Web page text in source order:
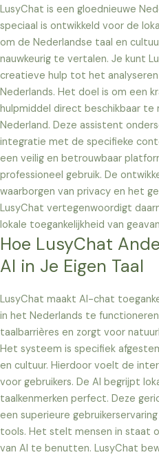
LusyChat is een gloednieuwe
speciaal is ontwikkeld voor de
om de Nederlandse taal en
nauwkeurig te vertalen. Je kunt
creatieve hulp tot het
Nederlands. Het doel is om een
hulpmiddel direct beschikbaar te
Nederland. Deze assistent
integratie met de specifieke
een veilig en betrouwbaar
professioneel gebruik. De
waarborgen van privacy en het
LusyChat vertegenwoordigt
lokale toegankelijkheid van
Hoe LusyChat
AI in Je Eigen Taal
LusyChat maakt AI-chat
in het Nederlands te
taalbarrières en zorgt voor
Het systeem is specifiek
en cultuur. Hierdoor voelt de
voor gebruikers. De AI begrijpt
taalkenmerken perfect. Deze
een superieure
tools. Het stelt mensen in staat
van AI te benutten. LusyChat